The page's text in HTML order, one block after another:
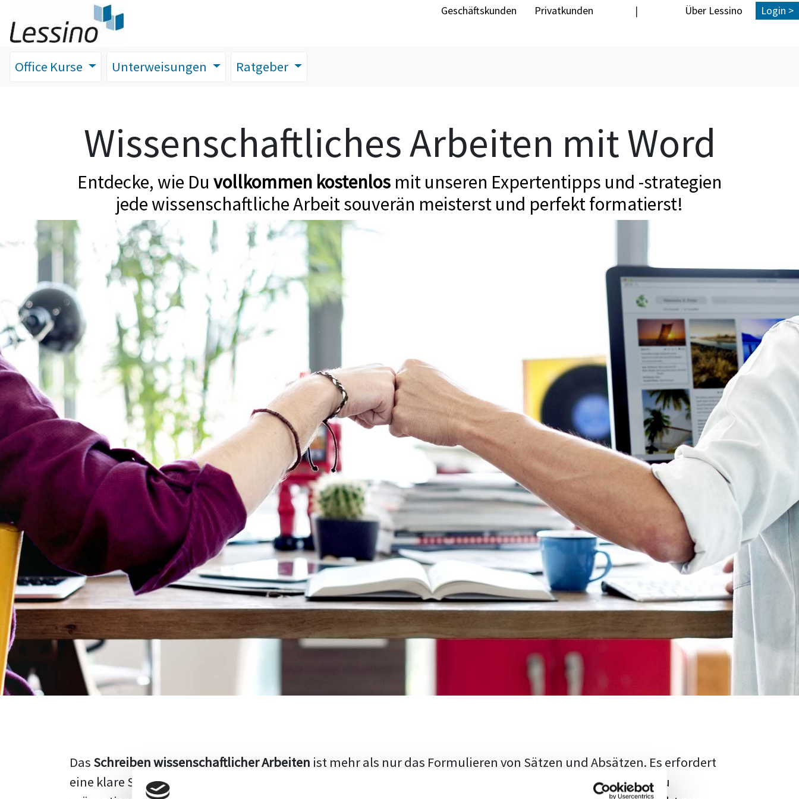
Geschäftskunden Privatkunden | Über Lessino Login >
Office Kurse Unterweisungen Ratgeber
Wissenschaftliches Arbeiten mit Word
Entdecke, wie Du vollkommen kostenlos mit unseren Expertentipps und -strategien
jede wissenschaftliche Arbeit souverän meisterst und perfekt formatierst!
Das Schreiben wissenschaftlicher Arbeiten ist mehr als nur das Formulieren von Sätzen und Absätzen. Es erfordert
eine klare Struktur, einen logischen Aufbau und die Fähigkeit, den aktuellen Forschungsstand adäquat zu